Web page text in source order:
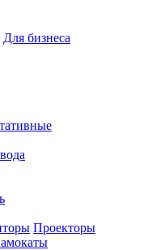
Для бизнеса
Проекторы